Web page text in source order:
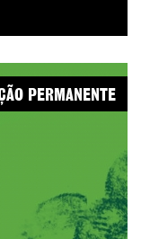
PERMANENTE